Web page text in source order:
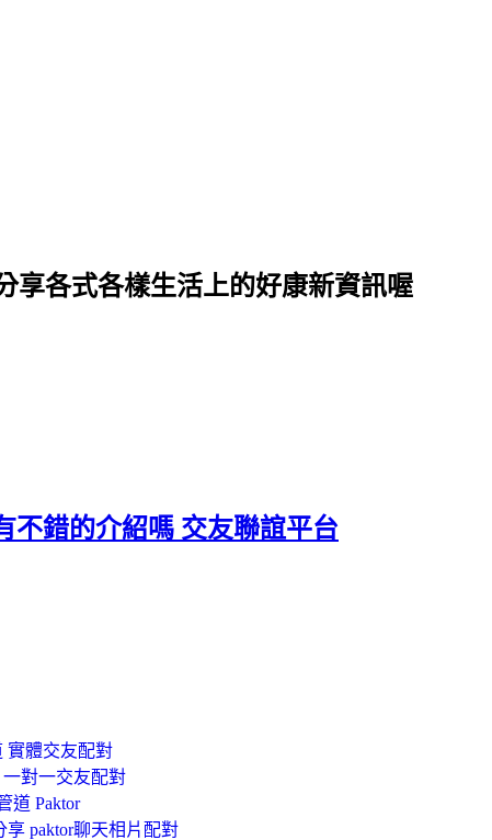
享各式各樣生活上的好康新資訊喔
不錯的介紹嗎 交友聯誼平台
實體交友配對
對一交友配對
道 Paktor
paktor聊天相片配對